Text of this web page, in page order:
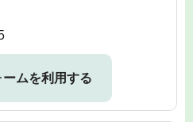
ムを利用する